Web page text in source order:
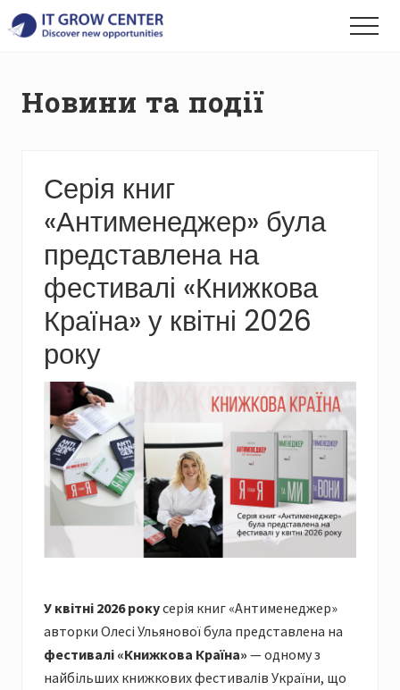
Menu
Skip
to
Skip
to
Skip
to
opportunities
Menu
Новини та події
Серія книг
«Антименеджер» була
представлена на
фестивалі «Книжкова
Країна» у квітні 2026
року
У квітні 2026 рокусерія книг «Антименеджер»
авторки Олесі Ульянової була представлена на
фестивалі «Книжкова Країна» — одному з
найбільших книжкових фестивалів України, що